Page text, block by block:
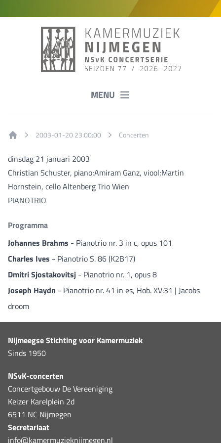
MENU
2003-01-20 23:00:00 Concerten
dinsdag 21 januari 2003
Christian Schuster, piano;Amiram Ganz, viool;Martin
Hornstein, cello Altenberg Trio Wien
PIANOTRIO
Programma
Johannes Brahms - Pianotrio nr. 3 in c, opus 101
Charles Ives - Pianotrio S. 86 (K2B17)
Dmitri Sjostakovitsj - Pianotrio nr. 1, opus 8
Joseph Haydn - Pianotrio nr. 41 in es, Hob. XV:31 | Jacobs
droom
Nijmeegse Stichting voor Kamermuziek
Sinds 1950
NSvK-concerten
Concertgebouw De Vereeniging
Keizer Karelplein 2d
6511 NC Nijmegen
Secretariaat
info@kamermuzieknijmegen.nl